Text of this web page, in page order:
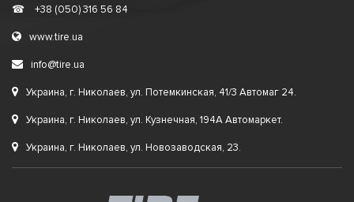
☎ +38 (050) 316 56 84
www.tire.ua
info@tire.ua
Украина, г. Николаев, ул. Потемкинская, 41/3 Автомаг 24.
Украина, г. Николаев, ул. Кузнечная, 194А Автомаркет.
Украина, г. Николаев, ул. Новозаводская, 23.